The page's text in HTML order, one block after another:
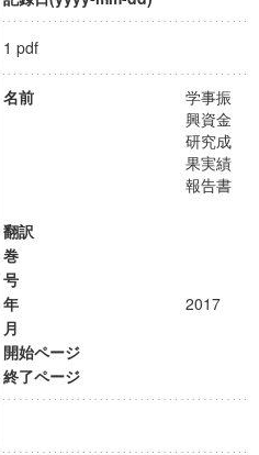
1 pdf
名前
学事振
興資金
研究成
果実績
報告書
翻訳
巻
号
年
2017
月
開始ページ
終了ページ